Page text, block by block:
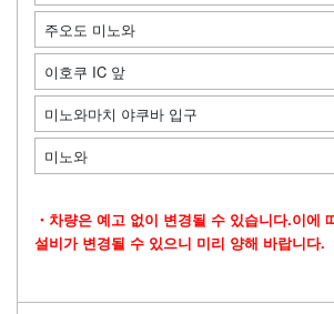
주오도 미노와
이호쿠 IC 앞
미노와마치 야쿠바 입구
미노와
・차량은 예고 없이 변경될 수 있습니다.이에
설비가 변경될 수 있으니 미리 양해 바랍니다.